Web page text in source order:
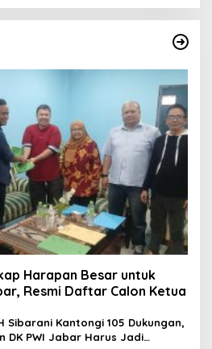
Harapan Besar untuk
Resmi Daftar Calon Ketua
Sibarani Kantongi 105 Dukungan,
DK PWI Jabar Harus Jadi